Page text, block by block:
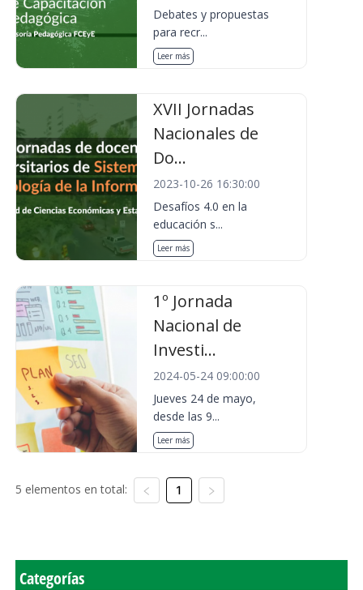
Debates y propuestas
para recr...
Leer más
XVII Jornadas
Nacionales de
Do...
2023-10-26 16:30:00
Desafíos 4.0 en la
educación s...
Leer más
1º Jornada
Nacional de
Investi...
2024-05-24 09:00:00
Jueves 24 de mayo,
desde las 9...
Leer más
5 elementos en total: 1
Categorías